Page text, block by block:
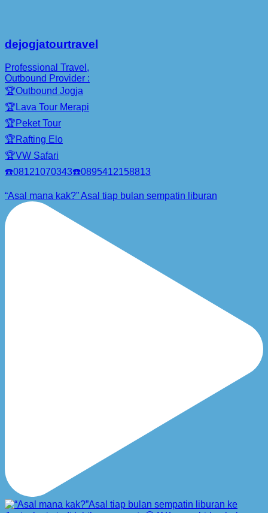
dejogjatourtravel
Professional Travel,
Outbound Provider :
🏆Outbound Jogja
🏆Lava Tour Merapi
🏆Peket Tour
🏆Rafting Elo
🏆VW Safari
☎️08121070343☎️0895412158813
“Asal mana kak?” Asal tiap bulan sempatin liburan